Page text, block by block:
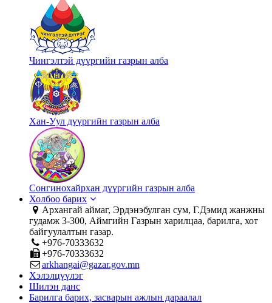
Чингэлтэй дүүргийн газрын алба
Хан-Уул дүүргийн газрын алба
Сонгинохайрхан дүүргийн газрын алба
Холбоо барих
Архангай аймаг, Эрдэнэбулган сум, Г.Дэмид жанжны
гудамж 3-300, Аймгийн Газрын харилцаа, барилга, хот
байгуулалтын газар.
+976-70333632
+976-70333632
arkhangai@gazar.gov.mn
Хэлэлцүүлэг
Шилэн данс
Барилга барих, засварын ажлын дараалал